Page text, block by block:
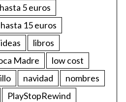
hasta 5 euros
hasta 15 euros
ideas
libros
Madre
low cost
navidad
nombres
PlayStopRewind